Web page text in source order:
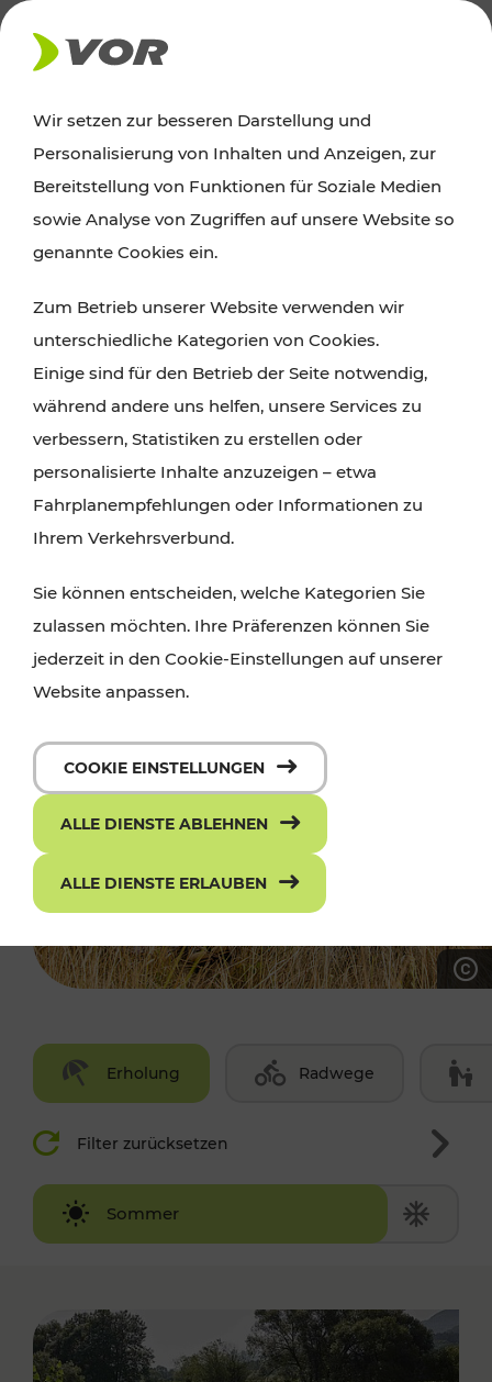
AKTUELLES
Ausflugstipps
Wien, Niederösterreich und das Burgenland
Wanderungen, Kultur und Gastronomie,
Radtouren oder purer Naturgenuss – viele
Attraktionen sind mit den Ticket- und Fahrplan-
Angeboten des VOR gut und schnell erreichbar.
Erholung Radwege
Filter zurücksetzen
Sommer
Winter
Wir setzen zur besseren Darstellung und
Personalisierung von Inhalten und Anzeigen, zur
Bereitstellung von Funktionen für Soziale Medien
sowie Analyse von Zugriffen auf unsere Website so
genannte Cookies ein.
Zum Betrieb unserer Website verwenden wir
unterschiedliche Kategorien von Cookies.
Einige sind für den Betrieb der Seite notwendig,
während andere uns helfen, unsere Services zu
verbessern, Statistiken zu erstellen oder
personalisierte Inhalte anzuzeigen – etwa
Fahrplanempfehlungen oder Informationen zu
Ihrem Verkehrsverbund.
Sie können entscheiden, welche Kategorien Sie
zulassen möchten. Ihre Präferenzen können Sie
jederzeit in den Cookie-Einstellungen auf unserer
Website anpassen.
COOKIE EINSTELLUNGEN
ALLE DIENSTE ABLEHNEN
ALLE DIENSTE ERLAUBEN